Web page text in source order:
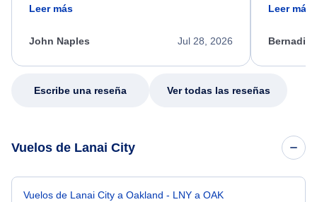
process. She quickly found a solution and
appreciate her excellent service.
Leer más
Jul 28, 2026
John Naples
my issue.
Leer más
Escribe una reseña Ver todas las reseñas
Vuelos de Lanai City
Vuelos de Lanai City a Oakland - LNY a OAK